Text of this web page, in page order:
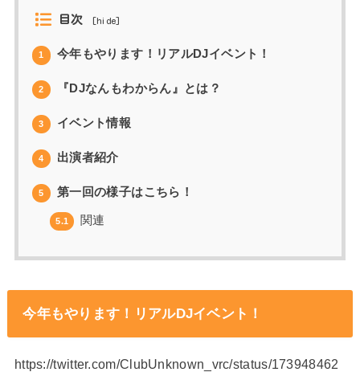
目次 hide
1 今年もやります！リアルDJイベント！
2 『DJなんもわからん』とは？
3 イベント情報
4 出演者紹介
5 第一回の様子はこちら！
5.1 関連
今年もやります！リアルDJイベント！
https://twitter.com/ClubUnknown_vrc/status/173948462